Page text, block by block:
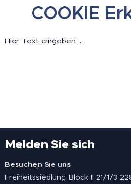
COOKIE
Hier Text eingeben ...
Melden Sie sich
Besuchen Sie uns
Freiheitssiedlung Block II 21/1/3